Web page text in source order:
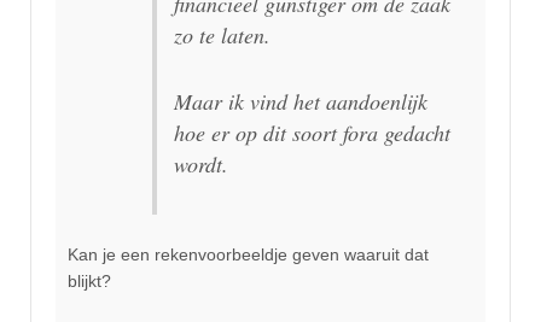
zo te laten.
Maar ik vind het aandoenlijk
hoe er op dit soort fora gedacht
wordt.
Kan je een rekenvoorbeeldje geven waaruit dat
blijkt?